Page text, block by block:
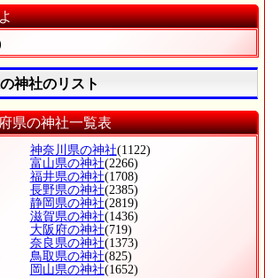
神社のリスト
県の神社一覧表
神奈川県の神社(1122)
富山県の神社(2266)
福井県の神社(1708)
長野県の神社(2385)
静岡県の神社(2819)
滋賀県の神社(1436)
大阪府の神社(719)
奈良県の神社(1373)
鳥取県の神社(825)
岡山県の神社(1652)